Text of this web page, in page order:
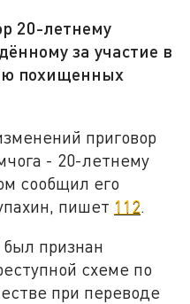
20-летнему
за участие в
похищенных
приговор
- 20-летнему
сообщил его
пишет 112.
признан
схеме по
при переводе